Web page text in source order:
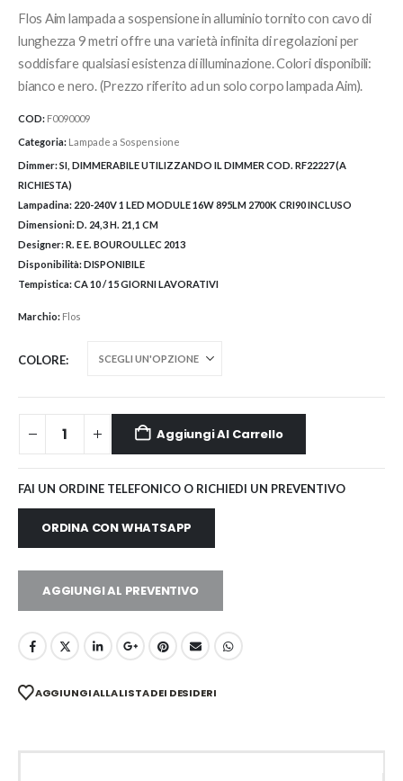
era:
770,00€.
è:
693,00€.
Flos Aim lampada a sospensione in alluminio tornito con cavo di
lunghezza 9 metri offre una varietà infinita di regolazioni per
soddisfare qualsiasi esistenza di illuminazione. Colori disponibili:
bianco e nero. (Prezzo riferito ad un solo corpo lampada Aim).
COD: F0090009
Categoria: Lampade a Sospensione
Dimmer:SI, DIMMERABILE UTILIZZANDO IL DIMMER COD. RF22227 (A
RICHIESTA)
Lampadina: 220-240V 1 LED MODULE 16W 895LM 2700K CRI90 INCLUSO
Dimensioni:D. 24,3 H. 21,1 CM
Designer:R. E E. BOUROULLEC 2013
Disponibilità:DISPONIBILE
Tempistica:CA 10 / 15 GIORNI LAVORATIVI
Marchio: Flos
COLORE
Aggiungi Al Carrello
FAI UN ORDINE TELEFONICO O RICHIEDI UN PREVENTIVO
ORDINA CON WHATSAPP
AGGIUNGI AL PREVENTIVO
AGGIUNGI ALLA LISTA DEI DESIDERI